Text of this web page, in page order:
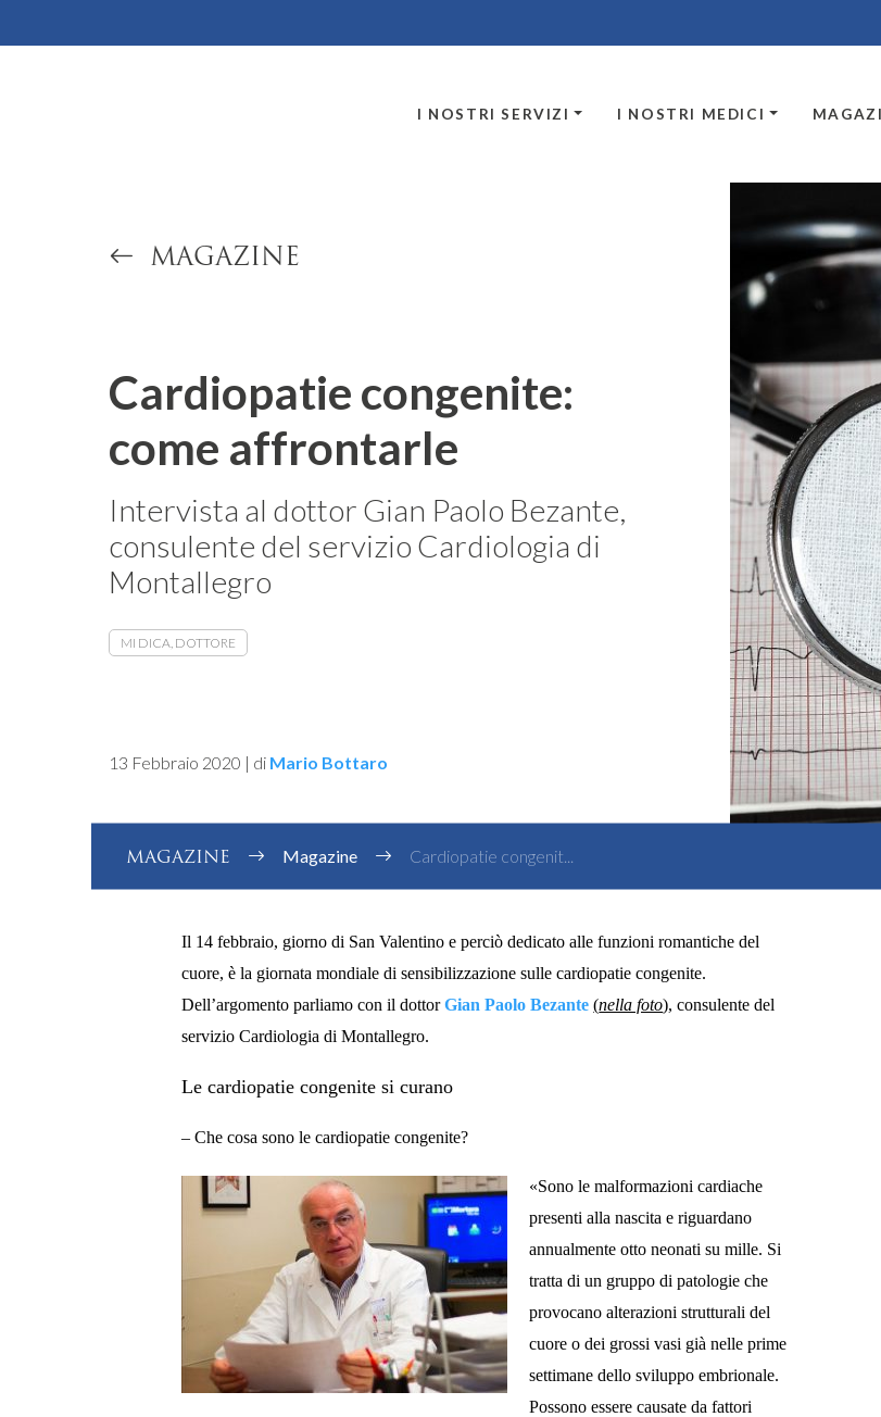
I NOSTRI SERVIZI I NOSTRI MEDICI
MAGAZINE
Cardiopatie congenite:
come affrontarle
Intervista al dottor Gian Paolo Bezante,
consulente del servizio Cardiologia di
Montallegro
MI DICA, DOTTORE
13 Febbraio 2020 | di Mario Bottaro
MAGAZINE Magazine Cardiopatie congenit...
Il 14 febbraio, giorno di San Valentino e perciò dedicato alle funzioni romantiche del
cuore, è la giornata mondiale di sensibilizzazione sulle cardiopatie congenite.
Dell’argomento parliamo con il dottorGian Paolo Bezante (nella foto), consulente del
servizio Cardiologia diMontallegro.
Le cardiopatie congenite si curano
– Che cosa sono le cardiopatie congenite?
«Sono le malformazioni cardiache
presenti alla nascita e riguardano
annualmente otto neonati su mille. Si
tratta di un gruppo di patologie che
provocano alterazioni strutturali del
cuore o dei grossi vasi già nelle prime
settimane dello sviluppo embrionale.
Possono essere causate da fattori